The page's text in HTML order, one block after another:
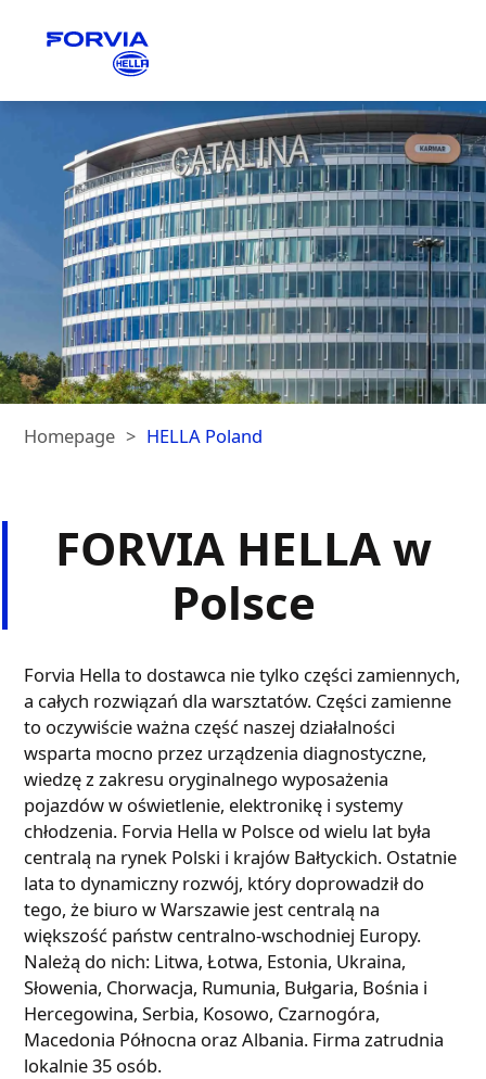
Homepage HELLA Poland
FORVIA HELLA w
Polsce
Forvia Hella to dostawca nie tylko części zamiennych,
a całych rozwiązań dla warsztatów. Części zamienne
to oczywiście ważna część naszej działalności
wsparta mocno przez urządzenia diagnostyczne,
wiedzę z zakresu oryginalnego wyposażenia
pojazdów w oświetlenie, elektronikę i systemy
chłodzenia. Forvia Hella w Polsce od wielu lat była
centralą na rynek Polski i krajów Bałtyckich. Ostatnie
lata to dynamiczny rozwój, który doprowadził do
tego, że biuro w Warszawie jest centralą na
większość państw centralno-wschodniej Europy.
Należą do nich: Litwa, Łotwa, Estonia, Ukraina,
Słowenia, Chorwacja, Rumunia, Bułgaria, Bośnia i
Hercegowina, Serbia, Kosowo, Czarnogóra,
Macedonia Północna oraz Albania. Firma zatrudnia
lokalnie 35 osób.